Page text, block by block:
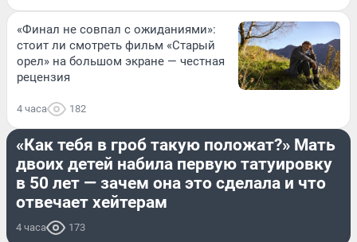
«Финал не совпал с ожиданиями»:
стоит ли смотреть фильм «Старый
орел» на большом экране — честная
рецензия
4 часа 182
РАЗВЛЕЧЕНИЯ
«Как тебя в гроб такую положат?» Мать
двоих детей набила первую татуировку
в 50 лет — зачем она это сделала и что
отвечает хейтерам
4 часа 173